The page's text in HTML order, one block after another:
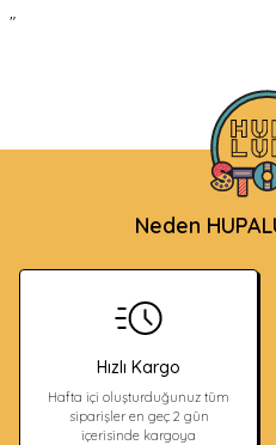
"
Neden
Hızlı Kargo
Hafta içi oluşturduğunuz tüm
siparişler en geç 2 gün
içerisinde kargoya